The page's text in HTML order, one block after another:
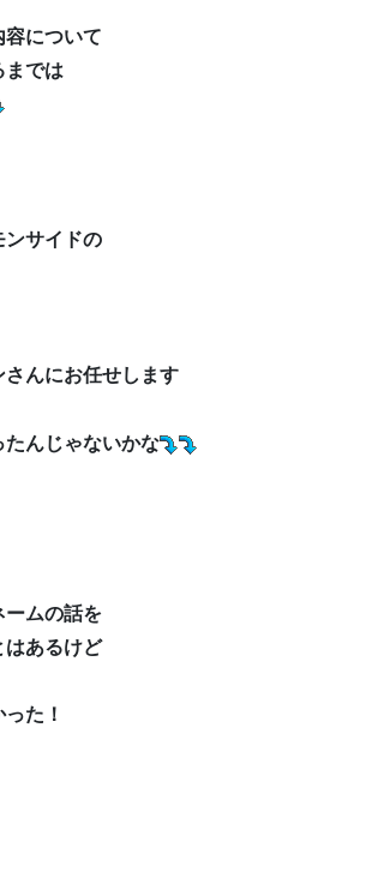
について
までは
ンサイドの
んにお任せします
んじゃないかな
ームの話を
はあるけど
た！